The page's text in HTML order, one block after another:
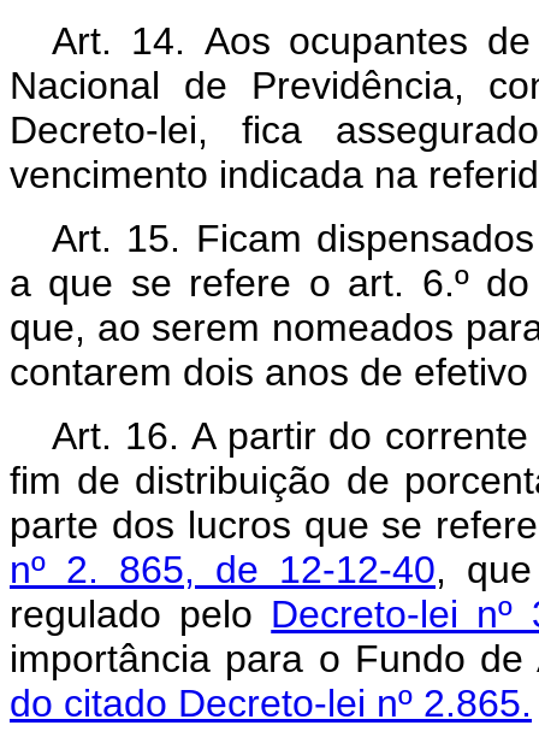
Art. 14. Aos ocupantes
Nacional de Previdência,
Decreto-lei, fica
vencimento indicada na
Art. 15. Ficam
a que se refere o art. 6.º
que, ao serem nomeados
contarem dois anos de
Art. 16. A partir do
fim de distribuição de
parte dos lucros que se
nº 2. 865, de 12-12-40,
regulado pelo Decreto-lei nº
importância para o Fundo
do citado Decreto-lei nº 2.865.